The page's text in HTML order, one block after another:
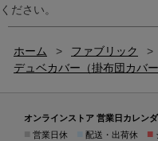
ください。
ホーム > ファブリック >
デュベカバー（掛布団カバー
オンラインストア 営業日カレン
営業日休 配送・出荷休 ■